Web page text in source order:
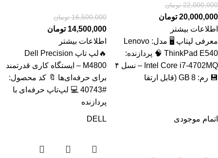
22,000,000 تومان
20,000,000 تومان
اطلاعات بیشتر
معرفی لپتاپ 🖥️ مدل: Lenovo
ThinkPad E540 🧠 پردازنده:
Intel Core i7‑4702MQ – نسل ۴
💾 رم: 8 GB (قابل ارتقا
16,500,000 تومان
14,500,000 تومان
اطلاعات بیشتر
🔥لپ تاپ Dell Precision
M4800 – ایستگاه کاری قدرتمند
برای حرفه‌ای‌ها 🔖 کد محصول:
#40743 💻 لپ‌تاپ حرفه‌ای با
پردازنده
اتمام موجودی DELL